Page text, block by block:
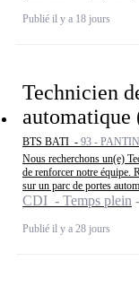
Publié il y a 18 jours
Technicien
automatique
BTS BATI - 93 - PANTIN
Nous recherchons un(e)
de renforcer notre équipe.
sur un parc de portes
CDI - Temps plein
Publié il y a 28 jours